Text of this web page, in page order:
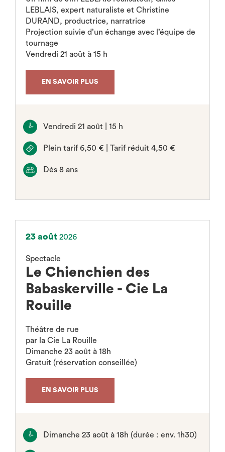
LEBLAIS, expert naturaliste et Christine
DURAND, productrice, narratrice
Projection suivie d’un échange avec l’équipe de
tournage
Vendredi 21 août à 15 h
EN SAVOIR PLUS
Vendredi 21 août | 15 h
Plein tarif 6,50 € | Tarif réduit 4,50 €
Dès 8 ans
23 août 2026
Spectacle
Le Chienchien des
Babaskerville - Cie La
Rouille
Théâtre de rue
par la Cie La Rouille
Dimanche 23 août à 18h
Gratuit (réservation conseillée)
EN SAVOIR PLUS
Dimanche 23 août à 18h (durée : env. 1h30)